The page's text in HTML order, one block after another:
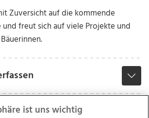
Zuversicht auf die kommende
freut sich auf viele Projekte und
ist uns wichtig